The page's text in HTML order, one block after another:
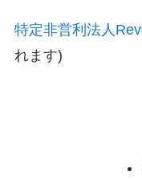
特定非営利法人
れます)